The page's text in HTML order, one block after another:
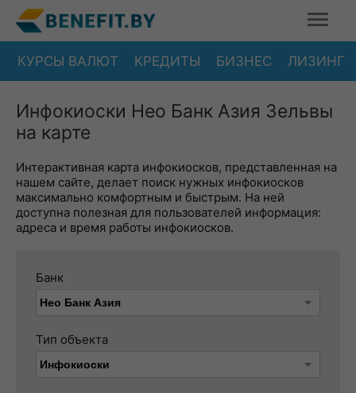
КУРСЫ ВАЛЮТ КРЕДИТЫ БИЗНЕС ЛИЗИНГ
Инфокиоски Нео Банк Азия Зельвы
на карте
Интерактивная карта инфокиосков, представленная на
нашем сайте, делает поиск нужных инфокиосков
максимально комфортным и быстрым. На ней
доступна полезная для пользователей информация:
адреса и время работы инфокиосков.
Банк
Тип объекта